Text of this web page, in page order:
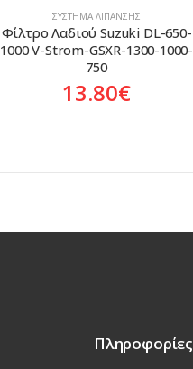
ΣΎΣΤΗΜΑ ΛΊΠΑΝΣΗΣ
Φίλτρο Λαδιού Suzuki DL-650-
1000 V-Strom-GSXR-1300-1000-
750
13.80€
Πληροφορίες